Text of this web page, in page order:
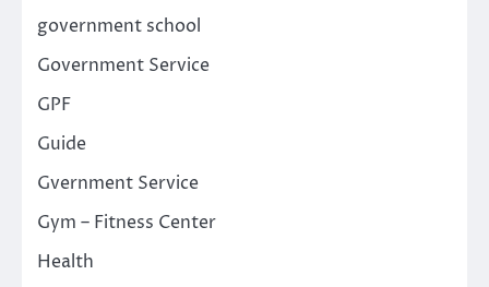
government school
Government Service
GPF
Guide
Gvernment Service
Gym – Fitness Center
Health